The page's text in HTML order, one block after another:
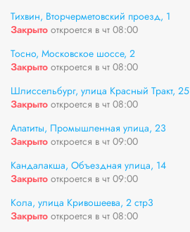
Тихвин, Вторчерметовский проезд, 1
Закрыто откроется в чт 08:00
Тосно, Московское шоссе, 2
Закрыто откроется в чт 08:00
Шлиссельбург, улица Красный Тракт, 25
Закрыто откроется в чт 08:00
Апатиты, Промышленная улица, 23
Закрыто откроется в чт 09:00
Кандалакша, Объездная улица, 14
Закрыто откроется в чт 09:00
Кола, улица Кривошеева, 2 стр3
Закрыто откроется в чт 08:00